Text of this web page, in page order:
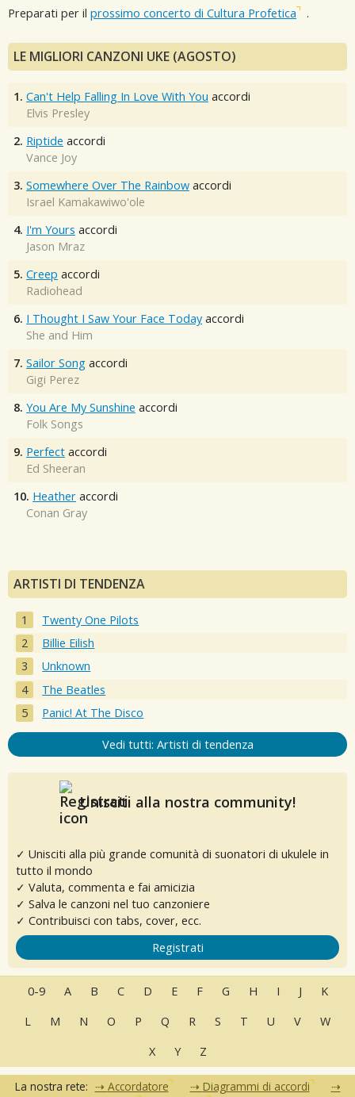
Preparati per il prossimo concerto di Cultura Profetica .
LE MIGLIORI CANZONI UKE (AGOSTO)
1. Can't Help Falling In Love With You accordi
Elvis Presley
2. Riptide accordi
Vance Joy
3. Somewhere Over The Rainbow accordi
Israel Kamakawiwo'ole
4. I'm Yours accordi
Jason Mraz
5. Creep accordi
Radiohead
6. I Thought I Saw Your Face Today accordi
She and Him
7. Sailor Song accordi
Gigi Perez
8. You Are My Sunshine accordi
Folk Songs
9. Perfect accordi
Ed Sheeran
10. Heather accordi
Conan Gray
ARTISTI DI TENDENZA
Twenty One Pilots
Billie Eilish
Unknown
The Beatles
Panic! At The Disco
Vedi tutti: Artisti di tendenza
Unisciti alla nostra community!
✓ Unisciti alla più grande comunità di suonatori di ukulele in
tutto il mondo
✓ Valuta, commenta e fai amicizia
✓ Salva le canzoni nel tuo canzoniere
✓ Contribuisci con tabs, cover, ecc.
Registrati
0-9 A B C D E F G H I J
K
L
M N O P Q R S T U V
W
X
Y Z
La nostra rete: Accordatore
Diagrammi di accordi